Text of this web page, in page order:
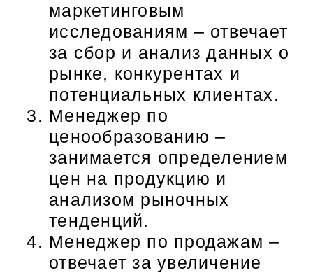
маркетинговым
исследованиям – отвечает
за сбор и анализ данных о
рынке, конкурентах и
потенциальных клиентах.
Менеджер по
ценообразованию –
занимается определением
цен на продукцию и
анализом рыночных
тенденций.
Менеджер по продажам –
отвечает за увеличение